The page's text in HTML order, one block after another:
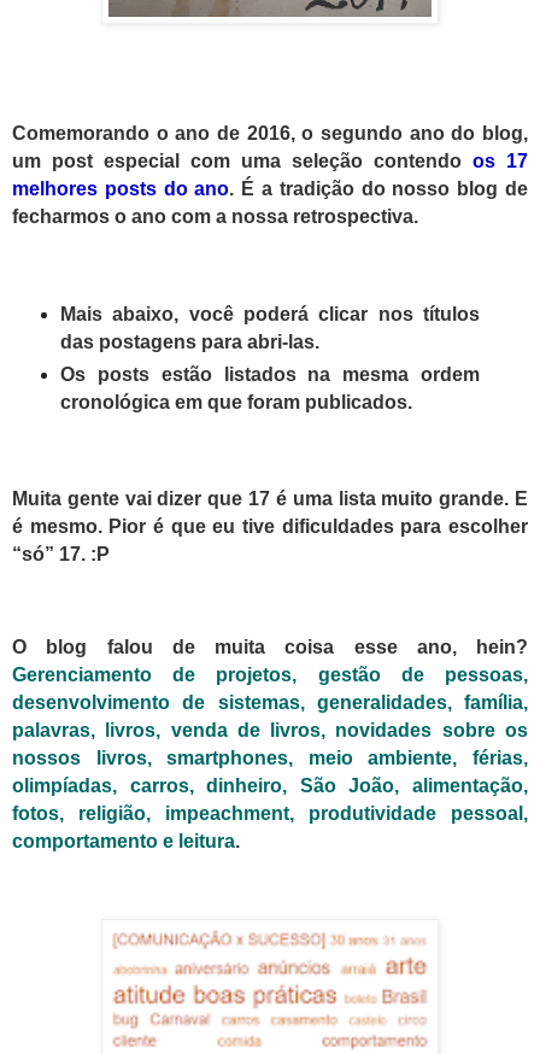
Comemorando o ano de 2016, o segundo ano do blog,
um post especial com uma seleção contendo os 17
melhores posts do ano. É a tradição do nosso blog de
fecharmos o ano com a nossa retrospectiva.
Mais abaixo, você poderá clicar nos títulos
das postagens para abri-las.
Os posts estão listados na mesma ordem
cronológica em que foram publicados.
Muita gente vai dizer que 17 é uma lista muito grande. E
é mesmo. Pior é que eu tive dificuldades para escolher
“só” 17. :P
O blog falou de muita coisa esse ano, hein?
Gerenciamento de projetos, gestão de pessoas,
desenvolvimento de sistemas, generalidades, família,
palavras,
livros, venda de livros, novidades sobre os
nossos livros, smartphones, meio ambiente, férias,
olimpíadas, carros, dinheiro, São João, alimentação,
fotos, religião, impeachment, produtividade pessoal,
comportamento e leitura.